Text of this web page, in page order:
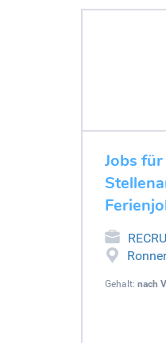
Jobs
Gehalt: nach